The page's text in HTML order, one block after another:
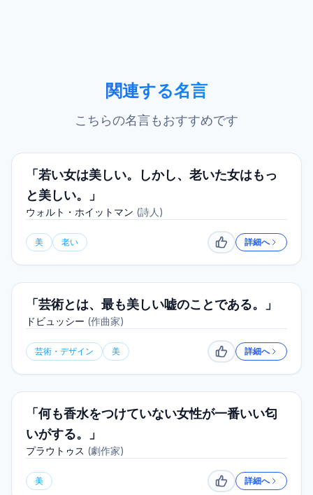
関連する名言
こちらの名言もおすすめです
「若い女は美しい。しかし、老いた女はもっ
と美しい。」
ウォルト・ホイットマン (詩人 )
美 老い いいね詳細へ
「芸術とは、最も美しい嘘のことである。」
ドビュッシー (作曲家)
芸術・デザイン 美 いいね詳細へ
「何も香水をつけていない女性が一番いい匂
いがする。」
プラウトゥス (劇作家)
美 いいね詳細へ